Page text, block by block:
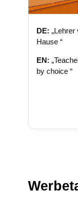
DE:
Hause “
EN:
by choice “